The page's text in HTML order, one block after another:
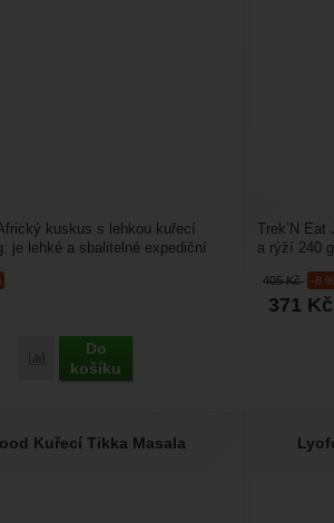
smetanou a listovým špenátem' k porovnání
Přidat 'Trek’N Eat Africký kuskus s lehkou
Do
košíku
kuskus s lehkou kuřecí
je lehké a sbalitelné expediční
405Kč -8 %
371 Kč
Trek’N Eat
a rýží 240
Kuřecí Tikka Masala